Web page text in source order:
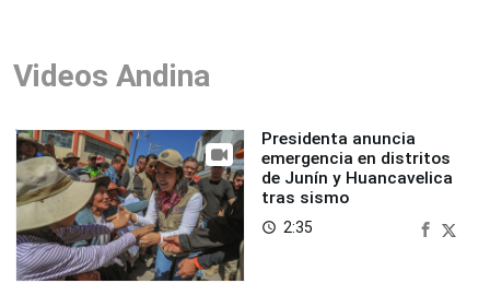
Videos Andina
Presidenta anuncia
emergencia en distritos
de Junín y Huancavelica
tras sismo
access_time 2:35